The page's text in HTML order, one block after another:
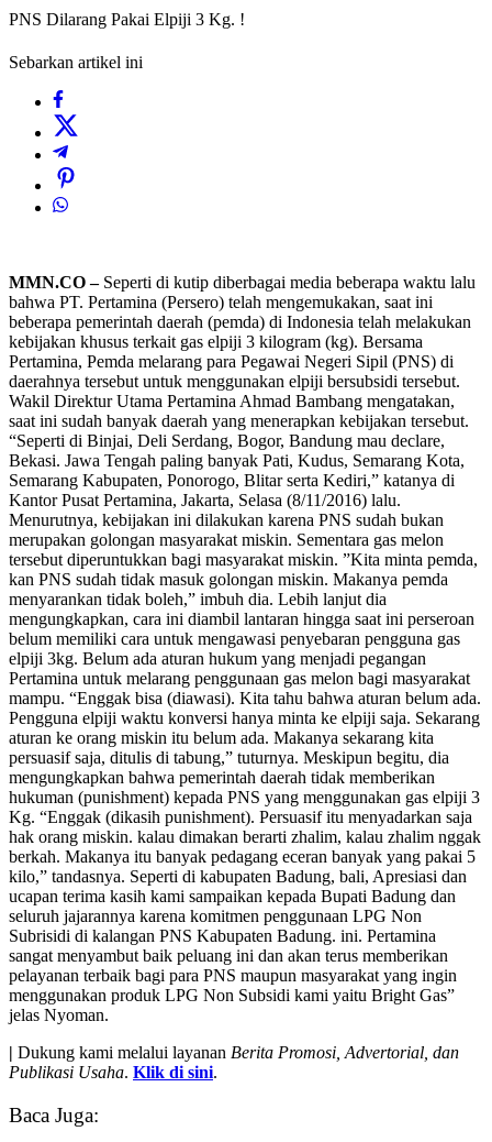
PNS Dilarang Pakai Elpiji 3 Kg. !
Sebarkan artikel ini
MMN.CO –Seperti di kutip diberbagai media beberapa waktu lalu
bahwa PT. Pertamina (Persero) telah mengemukakan, saat ini
beberapa pemerintah daerah (pemda) di Indonesia telah melakukan
kebijakan khusus terkait gas elpiji 3 kilogram (kg). Bersama
Pertamina, Pemda melarang para Pegawai Negeri Sipil (PNS) di
daerahnya tersebut untuk menggunakan elpiji bersubsidi tersebut.
Wakil Direktur Utama Pertamina Ahmad Bambang mengatakan,
saat ini sudah banyak ‎daerah yang menerapkan kebijakan tersebut.
“Seperti di Binjai, Deli Serdang, Bogor, Bandung mau declare,
Bekasi. Jawa Tengah paling banyak Pati, Kudus, Semarang Kota,
Semarang Kabupaten, Ponorogo, Blitar serta Kediri,” katanya di
Kantor Pusat Pertamina, Jakarta, Selasa (8/11/2016) lalu.
Menurutnya, kebijakan ini dilakukan karena PNS sudah bukan
merupakan golongan masyarakat miskin. Sementara gas melon
tersebut diperuntukkan bagi masyarakat miskin. ‎”Kita minta pemda,
kan PNS sudah tidak masuk golongan miskin. Makanya pemda
menyarankan tidak boleh,” imbuh dia. Lebih lanjut dia
mengungkapkan, cara ini diambil lantaran hingga saat ini perseroan
belum memiliki cara untuk mengawasi penyebaran pengguna gas
elpiji 3kg. Belum ada aturan hukum yang menjadi pegangan
Pertamina untuk melarang penggunaan gas melon bagi masyarakat
mampu. “‎Enggak bisa (diawasi). Kita tahu bahwa aturan belum ada.
Pengguna elpiji waktu konversi hanya minta ke elpiji saja. Sekarang
aturan ke orang miskin itu belum ada. Makanya sekarang kita
persuasif saja, ditulis di tabung,” tuturnya. Meskipun begitu, dia
mengungkapkan bahwa pemerintah daerah tidak memberikan
hukuman (punishment) kepada PNS yang menggunakan gas elpiji 3
Kg. “‎Enggak (dikasih punishment). Persuasif itu menyadarkan saja
hak orang miskin. kalau dimakan berarti zhalim, kalau zhalim nggak
berkah. Makanya itu banyak pedagang eceran banyak yang pakai 5
kilo‎,” tandasnya. Seperti di kabupaten Badung, bali, Apresiasi dan
ucapan terima kasih kami sampaikan kepada Bupati Badung dan
seluruh jajarannya karena komitmen penggunaan LPG Non
Subrisidi di kalangan PNS Kabupaten Badung. ini. Pertamina
sangat menyambut baik peluang ini dan akan terus memberikan
pelayanan terbaik bagi para PNS maupun masyarakat yang ingin
menggunakan produk LPG Non Subsidi kami yaitu Bright Gas”
jelas Nyoman.
| Dukung kami melalui layanan Berita Promosi, Advertorial, dan
Publikasi Usaha. Klik di sini.
Baca Juga: